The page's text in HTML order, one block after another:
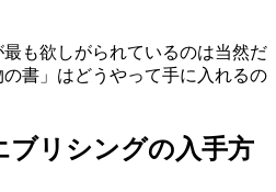
も欲しがられているのは当然だ
書」はどうやって手に入れるの
ブリシングの入手方